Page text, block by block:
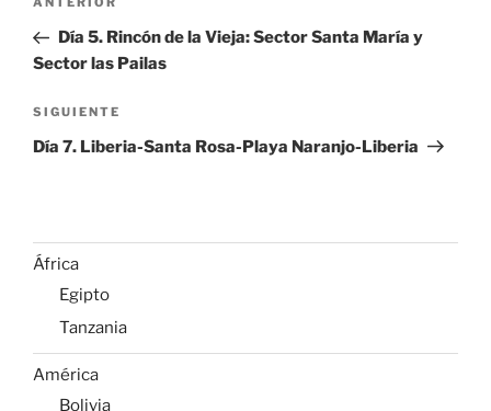
entradas
Entrada
anterior:
Día 5. Rincón de la Vieja: Sector Santa María y
Sector las Pailas
Siguiente
entrada
SIGUIENTE
Día 7. Liberia-Santa Rosa-Playa Naranjo-Liberia
África
Egipto
Tanzania
América
Bolivia